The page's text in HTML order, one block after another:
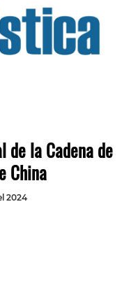
de la Cadena de
China
2024